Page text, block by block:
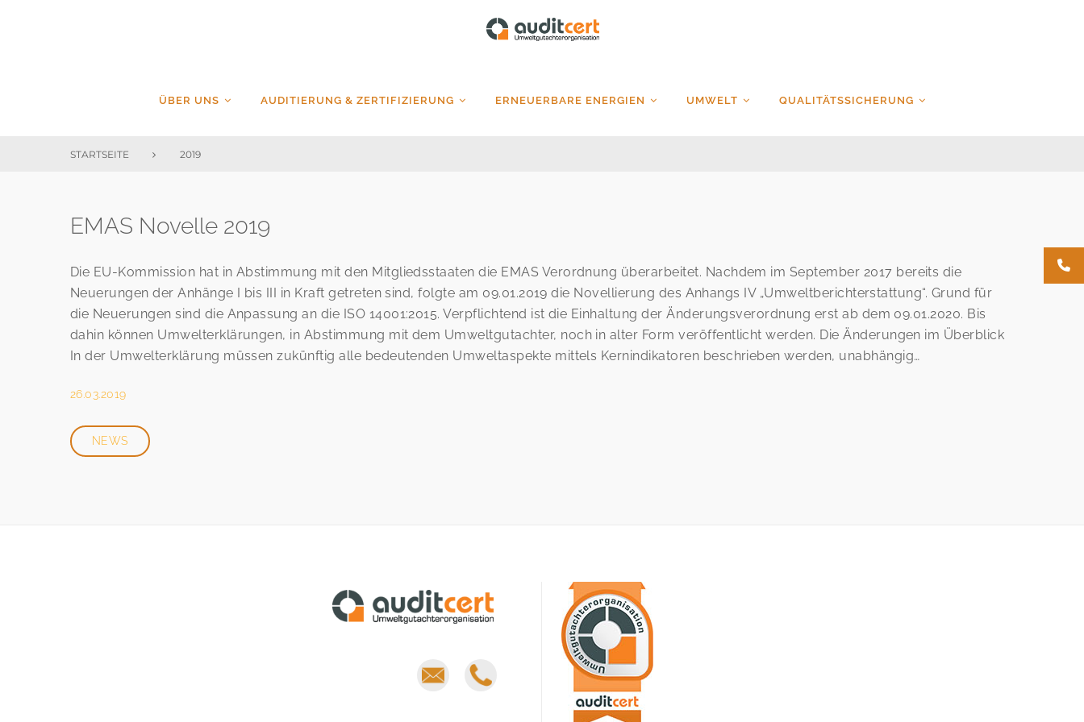
auditcert
ÜBER UNS AUDITIERUNG & ZERTIFIZIERUNG ERNEUERBARE ENERGIEN UMWELT QUALITÄTSSICHERUNG
STARTSEITE 2019
Schlagwort:
2019
EMAS Novelle 2019
Die EU-Kommission hat in Abstimmung mit den Mitgliedsstaaten die EMAS Verordnung überarbeitet. Nachdem im September 2017 bereits die
Neuerungen der Anhänge I bis III in Kraft getreten sind, folgte am 09.01.2019 die Novellierung des Anhangs IV „Umweltberichterstattung“. Grund für
die Neuerungen sind die Anpassung an die ISO 14001:2015. Verpflichtend ist die Einhaltung der Änderungsverordnung erst ab dem 09.01.2020. Bis
dahin können Umwelterklärungen, in Abstimmung mit dem Umweltgutachter, noch in alter Form veröffentlicht werden. Die Änderungen im Überblick
In der Umwelterklärung müssen zukünftig alle bedeutenden Umweltaspekte mittels Kernindikatoren beschrieben werden, unabhängig…
26.03.2019
NEWS
E-
Phone